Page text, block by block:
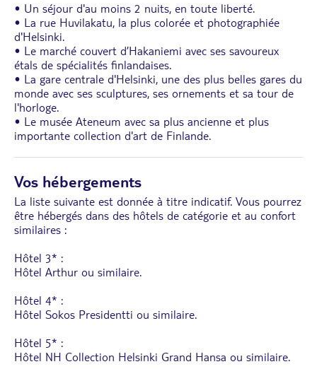
• Un séjour d'au moins 2 nuits, en toute liberté.
• La rue Huvilakatu, la plus colorée et photographiée
d'Helsinki.
• Le marché couvert d’Hakaniemi avec ses savoureux
étals de spécialités finlandaises.
• La gare centrale d'Helsinki, une des plus belles gares du
monde avec ses sculptures, ses ornements et sa tour de
l'horloge.
• Le musée Ateneum avec sa plus ancienne et plus
importante collection d'art de Finlande.
Vos hébergements
La liste suivante est donnée à titre indicatif. Vous pourrez
être hébergés dans des hôtels de catégorie et au confort
similaires :
Hôtel 3* :
Hôtel Arthur ou similaire.
Hôtel 4* :
Hôtel Sokos Presidentti ou similaire.
Hôtel 5* :
Hôtel NH Collection Helsinki Grand Hansa ou similaire.